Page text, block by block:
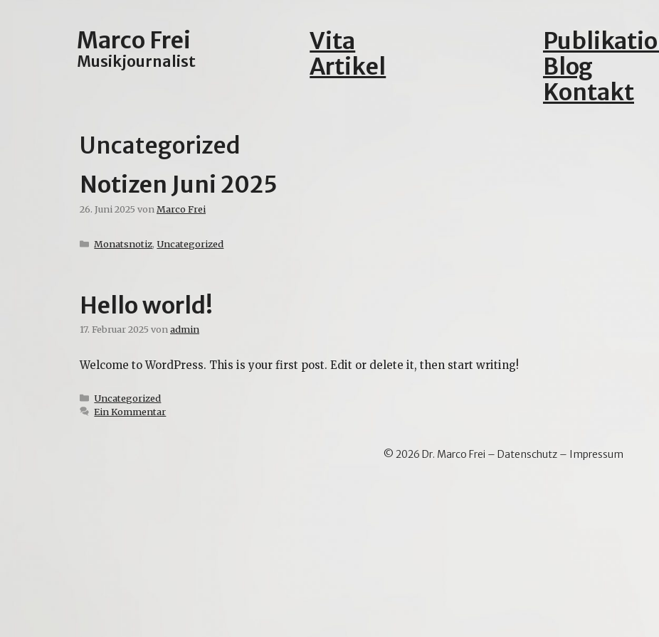
Marco Frei
Musikjournalist
Vita
Artikel
Blog
Kontakt
Uncategorized
Notizen Juni 2025
26. Juni 2025 von Marco Frei
Kategorien
Monatsnotiz,Uncategorized
Hello world!
17. Februar 2025 von admin
Welcome to WordPress. This is your first post. Edit or delete it, then start writing!
Kategorien
Uncategorized
Ein Kommentar
© 2026 Dr. Marco Frei – Datenschutz– Impressum